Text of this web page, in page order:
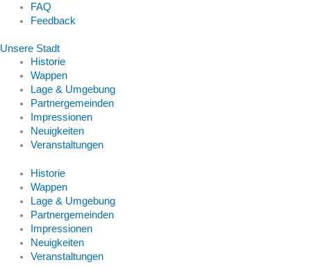
FAQ
Feedback
Unsere Stadt
Historie
Wappen
Lage & Umgebung
Partnergemeinden
Impressionen
Neuigkeiten
Veranstaltungen
Historie
Wappen
Lage & Umgebung
Partnergemeinden
Impressionen
Neuigkeiten
Veranstaltungen